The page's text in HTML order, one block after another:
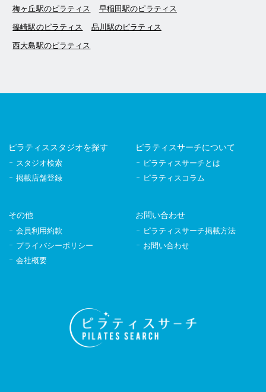
梅ヶ丘駅のピラティス 早稲田駅のピラティス
篠崎駅のピラティス 品川駅のピラティス
西大島駅のピラティス
ピラティススタジオを探す
スタジオ検索
掲載店舗登録
ピラティスサーチについて
ピラティスサーチとは
ピラティスコラム
その他
会員利用約款
プライバシーポリシー
会社概要
お問い合わせ
ピラティスサーチ掲載方法
お問い合わせ